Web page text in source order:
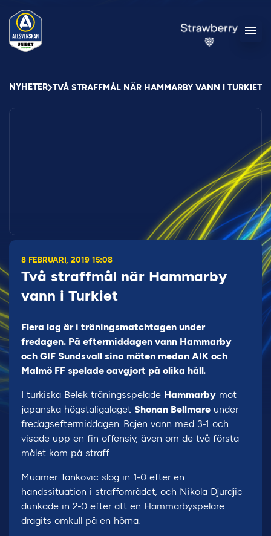
NYHETER TVÅ STRAFFMÅL NÄR HAMMARBY VANN I TURKIET
8 FEBRUARI, 2019 15:08
Två straffmål när Hammarby
vann i Turkiet
Flera lag är i träningsmatchtagen under
fredagen. På eftermiddagen vann Hammarby
och GIF Sundsvall sina möten medan AIK och
Malmö FF spelade oavgjort på olika håll.
I turkiska Belek träningsspelade Hammarby mot
japanska högstaligalaget Shonan Bellmare under
fredagseftermiddagen. Bajen vann med 3-1 och
visade upp en fin offensiv, även om de två första
målet kom på straff.
Muamer Tankovic slog in 1-0 efter en
handssituation i straffområdet, och Nikola Djurdjic
dunkade in 2-0 efter att en Hammarbyspelare
dragits omkull på en hörna.